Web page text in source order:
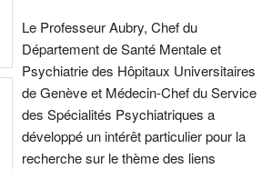
Le Professeur Aubry, Chef du
Département de Santé Mentale et
Psychiatrie des Hôpitaux Universitaires
de Genève et Médecin-Chef du Service
des Spécialités Psychiatriques a
développé un intérêt particulier pour la
recherche sur le thème des liens